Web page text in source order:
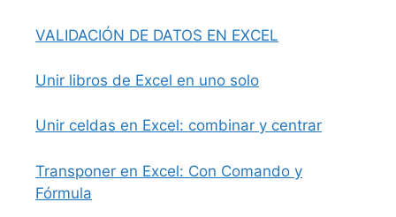
VALIDACIÓN DE DATOS EN EXCEL
Unir libros de Excel en uno solo
Unir celdas en Excel: combinar y centrar
Transponer en Excel: Con Comando y
Fórmula